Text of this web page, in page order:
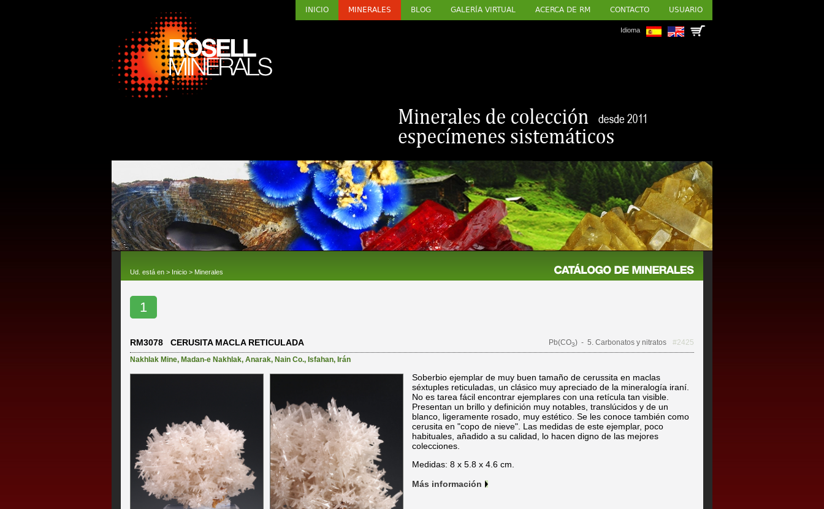
INICIO MINERALES BLOG GALERÍA VIRTUAL ACERCA DE RM CONTACTO USUARIO
Idioma
Ud. está en > Inicio > Minerales
1
RM3078 CERUSITA MACLA RETICULADA Pb(CO3) - 5. Carbonatos y nitratos
#2425
Nakhlak Mine, Madan-e Nakhlak, Anarak, Nain Co., Isfahan, Irán
Soberbio ejemplar de muy buen tamaño de cerussita en maclas
séxtuples reticuladas, un clásico muy apreciado de la mineralogía iraní.
No es tarea fácil encontrar ejemplares con una retícula tan visible.
Presentan un brillo y definición muy notables, translúcidos y de un
blanco, ligeramente rosado, muy estético. Se les conoce también como
cerusita en "copo de nieve". Las medidas de este ejemplar, poco
habituales, añadido a su calidad, lo hacen digno de las mejores
colecciones.
Medidas: 8 x 5.8 x 4.6 cm.
Más información